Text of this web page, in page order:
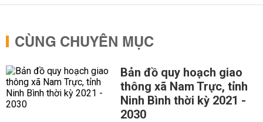
CÙNG CHUYÊN MỤC
Bản đồ quy hoạch giao
thông xã Nam Trực, tỉnh
Ninh Bình thời kỳ 2021 -
2030